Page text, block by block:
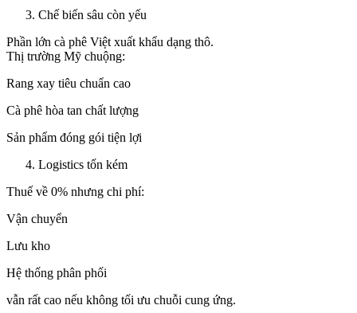
Chế biến sâu còn yếu
Phần lớn cà phê Việt xuất khẩu dạng thô.
Thị trường Mỹ chuộng:
Rang xay tiêu chuẩn cao
Cà phê hòa tan chất lượng
Sản phẩm đóng gói tiện lợi
Logistics tốn kém
Thuế về 0% nhưng chi phí:
Vận chuyển
Lưu kho
Hệ thống phân phối
vẫn rất cao nếu không tối ưu chuỗi cung ứng.